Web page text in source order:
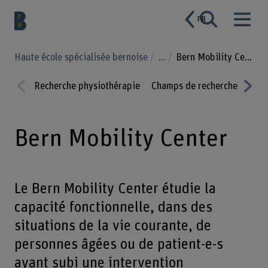
FR
Haute école spécialisée bernoise ... Bern Mobility Center
ious
Recherche physiothérapie Champs de recherche
Bern Mobility Center
Le Bern Mobility Center étudie la
capacité fonctionnelle, dans des
situations de la vie courante, de
personnes âgées ou de patient-e-s
ayant subi une intervention